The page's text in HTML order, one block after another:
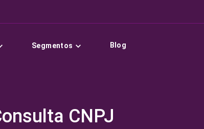
Segmentos Blog
CNPJ